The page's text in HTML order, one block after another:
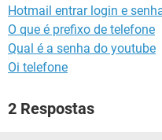
Hotmail entrar login e
O que é prefixo de telefone
Qual é a senha do youtube
Oi telefone
2 Respostas